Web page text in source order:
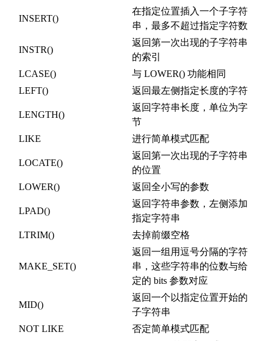
INSERT()
在指定位置插入一个子字符
串，最多不超过指定字符数
INSTR()
返回第一次出现的子字符串
的索引
LCASE()
与 LOWER() 功能相同
LEFT()
返回最左侧指定长度的字符
LENGTH()
返回字符串长度，单位为字
节
LIKE
进行简单模式匹配
LOCATE()
返回第一次出现的子字符串
的位置
LOWER()
返回全小写的参数
LPAD()
返回字符串参数，左侧添加
指定字符串
LTRIM()
去掉前缀空格
MAKE_SET()
返回一组用逗号分隔的字符
串，这些字符串的位数与给
定的 bits 参数对应
MID()
返回一个以指定位置开始的
子字符串
NOT LIKE
否定简单模式匹配